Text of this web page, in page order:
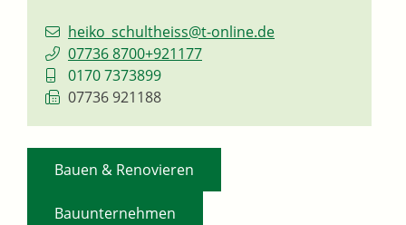
heiko_schultheiss@t-online.de
07736 8700+921177
0170 7373899
07736 921188
Bauen & Renovieren
Bauunternehmen